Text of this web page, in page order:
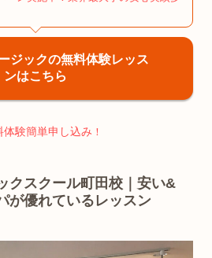
ジックの無料体験レッス
ンはこちら
体験簡単申し込み ！
クスクール町田校｜安い&
が優れているレッスン